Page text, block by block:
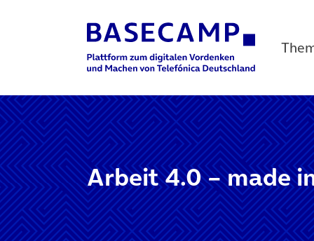
Main Navigation
Arbeit 4.0 – made